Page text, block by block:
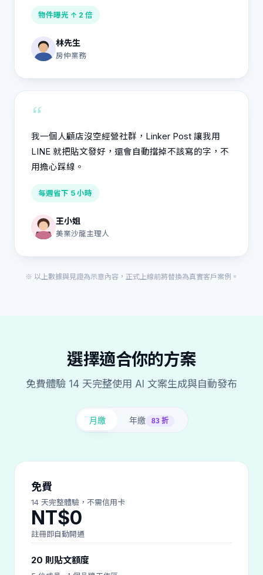
物件曝光 ↑ 2 倍
林先生
房仲業務
“
我一個人顧店沒空經營社群，Linker Post 讓我用
LINE 就把貼文發好，還會自動擋掉不該寫的字，不
用擔心踩線。
每週省下 5 小時
王小姐
美業沙龍主理人
※ 以上數據與見證為示意內容，正式上線前將替換為真實客戶案例。
選擇適合你的方案
免費體驗 14 天完整使用 AI 文案生成與自動發布
月繳 年繳 83 折
免費
14 天完整體驗，不需信用卡
NT$0
註冊即自動開通
20 則貼文額度